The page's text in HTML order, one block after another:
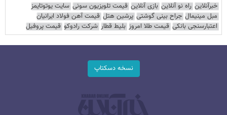
خبرآنلاین راه نو آنلاین بازی آنلاین قیمت تلویزیون سونی سایت یوتوتایمز
مبل مینیمال جراح بینی گوشتی پرشین هتل قیمت آهن فولاد ایرانیان
اعتبارسنجی بانکی قیمت طلا امروز بلیط قطار شرکت رادوکو قیمت پروفیل
نسخه دسکتاپ